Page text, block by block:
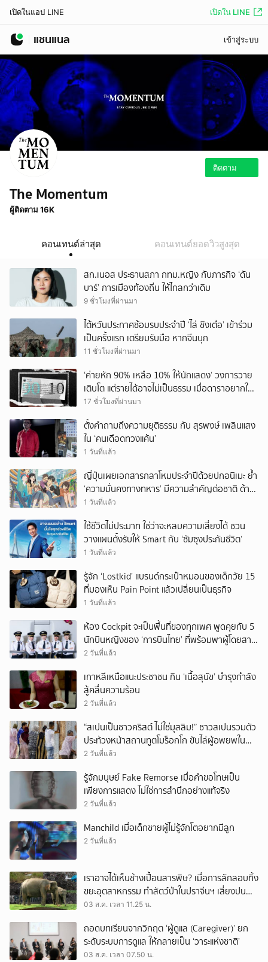
เปิดในแอป LINE เปิดใน LINE
แชนแนล เข้าสู่ระบบ
ติดตาม
The Momentum
ผู้ติดตาม 16K
คอนเทนต์ล่าสุด คอนเทนต์ยอดวิวสูงสุด
สก.เนอส ประธานสภา กทม.หญิง กับภารกิจ ‘ดัน
บาร์’ การเมืองท้องถิ่น ให้ไกลกว่าเดิม
9 ชั่วโมงที่ผ่านมา
ไต้หวันประกาศซ้อมรบประจำปี ‘ไล่ ชิงเต๋อ’ เข้าร่วม
เป็นครั้งแรก เตรียมรับมือ หากจีนบุก
11 ชั่วโมงที่ผ่านมา
‘ค่ายหัก 90% เหลือ 10% ให้นักแสดง’ วงการวาย
เติบโต แต่รายได้อาจไม่เป็นธรรม เมื่อดาราอยากให้มี
‘สัญญามาตรฐาน’
17 ชั่วโมงที่ผ่านมา
ตั้งคำถามถึงความยุติธรรม กับ สุรพงษ์ เพลินแสง
ใน ‘คนเดือดทวงแค้น’
1 วันที่แล้ว
ญี่ปุ่นเผยเอกสารกลาโหมประจำปีด้วยปกอนิเมะ ย้ำ
‘ความมั่นคงทางทหาร’ มีความสำคัญต่อชาติ ด้าน
จีนเตือน ขออย่าซ้ำรอยประวัติศาสตร์
1 วันที่แล้ว
ใช้ชีวิตไม่ประมาท ใช่ว่าจะหลบความเสี่ยงได้ ชวน
วางแผนตั้งรับให้ Smart กับ ‘ซัมซุงประกันชีวิต’
1 วันที่แล้ว
รู้จัก ‘Lostkid’ แบรนด์กระเป๋าหมอนของเด็กวัย 15
ที่มองเห็น Pain Point แล้วเปลี่ยนเป็นธุรกิจ
1 วันที่แล้ว
ห้อง Cockpit จะเป็นพื้นที่ของทุกเพศ พูดคุยกับ 5
นักบินหญิงของ ‘การบินไทย’ ที่พร้อมพาผู้โดยสาร
บินไปทั่วโลก
2 วันที่แล้ว
เกาหลีเหนือแนะประชาชน กิน ‘เนื้อสุนัข’ บำรุงกำลัง
สู้คลื่นความร้อน
2 วันที่แล้ว
“สเปนเป็นชาวคริสต์ ไม่ใช่มุสลิม!” ชาวสเปนรวมตัว
ประท้วงหน้าสถานทูตโมร็อกโก ขับไล่ผู้อพยพใน
เมืองเซวตาออกนอกประเทศ
2 วันที่แล้ว
รู้จักมนุษย์ Fake Remorse เมื่อคำขอโทษเป็น
เพียงการแสดง ไม่ใช่การสำนึกอย่างแท้จริง
2 วันที่แล้ว
Manchild เมื่อเด็กชายผู้ไม่รู้จักโตอยากมีลูก
2 วันที่แล้ว
เราอาจได้เห็นช้างเปื้อนสารพิษ? เมื่อการลักลอบทิ้ง
ขยะอุตสาหกรรม ทำสัตว์ป่าในปราจีนฯ เสี่ยงปน
เปื้อน
03 ส.ค. เวลา 11.25 น.
ถอดบทเรียนจากวิกฤต ‘ผู้ดูแล (Caregiver)’ ยก
ระดับระบบการดูแล ให้กลายเป็น ‘วาระแห่งชาติ’
03 ส.ค. เวลา 07.50 น.